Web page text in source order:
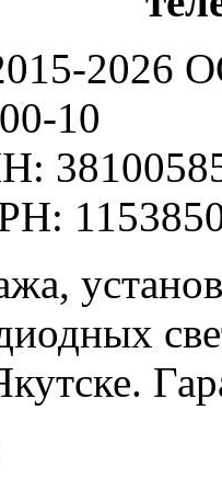
2026
10